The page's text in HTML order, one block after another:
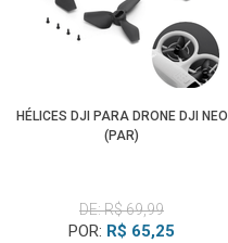
HÉLICES DJI PARA DRONE DJI NEO
(PAR)
DE: R$ 69,99
POR: R$ 65,25